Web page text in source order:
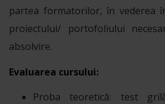
partea formatorilor, în vederea
proiectului/ portofoliului
absolvire.
Evaluarea cursului:
Proba teoretică: test